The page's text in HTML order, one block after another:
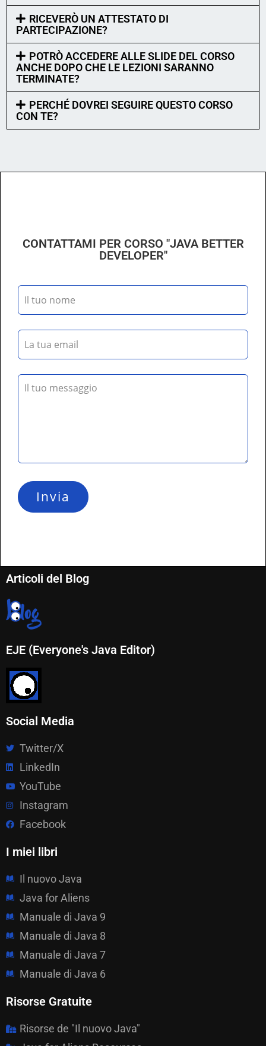
RICEVERÒ UN ATTESTATO DI
PARTECIPAZIONE?
POTRÒ ACCEDERE ALLE SLIDE DEL CORSO
ANCHE DOPO CHE LE LEZIONI SARANNO
TERMINATE?
PERCHÉ DOVREI SEGUIRE QUESTO CORSO
CON TE?
CONTATTAMI PER CORSO "JAVA BETTER
DEVELOPER"
Invia
Articoli del Blog
EJE (Everyone's Java Editor)
Social Media
Twitter/X
LinkedIn
YouTube
Instagram
Facebook
I miei libri
Il nuovo Java
Java for Aliens
Manuale di Java 9
Manuale di Java 8
Manuale di Java 7
Manuale di Java 6
Risorse Gratuite
Risorse de "Il nuovo Java"